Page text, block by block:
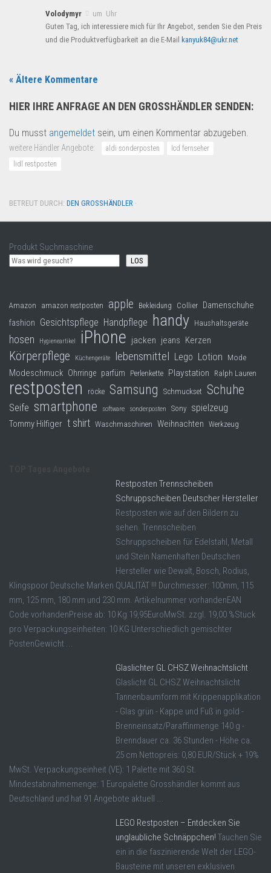
Volodymyr
um Uhr
Guten Tag, ich interessiere mich für Ihr Angebot, senden Sie den Preis
und die Produktverfügbarkeit an die E-Mail kanyuk84@ukr.net
« Ältere Kommentare
HIER IHRE ANFRAGE AN DEN GROSSHÄNDLER SENDEN:
Du musst angemeldet sein, um einen Kommentar abzugeben.
weitere Händler Angebote: aldi sonderposten
lcd fernseher
lidl restposten
BETREUT DURCH: DEN GROSSHÄNDLER ·
Produkt Suchmaschine
LOS
Amazon amazon restposten apple Bekleidung Collier Damenschuhe
fashion Gesichtspflege Handpflege handy Haushaltsgeräte
hosen Hygieneartikel iPhone jacken jeans Kerzen
Körperpflege Küchengeräte lebensmittel Lego Lotion Mode
Modeschmuck Ohrringe parfüm Perlenkette Playstation Ralph Lauren
restposten röcke Samsung Schmuckset Schuhe
Seife smartphone software sonderposten Sony spielzeug
Tommy Hilfiger t shirt Waschmaschinen Weihnachten Werkzeug
Restposten Trennscheiben
Schruppscheiben Deutscher Hersteller
Restposten wie auf den Bildern zu
sehen. Trennscheiben
Schruppscheiben für Edelstahl, Metall
und Stein Namenhaften Deutschen
Hersteller wie Dewalt, Bosch, Rodius,
Klingspoor Deutsche Marken QUALITÄT !!! Durchmesser: 100mm, 115
mm, 125 mm, 180 mm und 230 mm. Artikelnummer vorhandenEAN
Code vorhandenPreise ab: 10 Kg 19,95EuroMwSt. zzgl. 19,00 %Stück
pro Verpackungseinheiten: 10 KG Unterschiedlich gemischter
PostenGewicht ...
Glaslichter GL CHSZ Weihnachtslicht
Glaslicht GL CHSZ Weihnachtslicht
Tannenbaumform mit Krippenapplikation
- Glas grün - Kappe und Fuß in gold -
Brenneinsatz/Paraffinmenge 140 g -
Brenndauer ca. 36 Stunden - Höhe ca.
25 cm Nettopreis: 0,80 EUR/Stück + 19%
MwSt. Verpackungseinheit (VE): 1 Palette mit 360 St.
Mindestabnahmemenge: 1 Europalette Grosshändler kommt aus
Deutschland und hat 91 Angebote aktuell ...
LEGO Restposten – Entdecken Sie
unglaubliche Schnäppchen! Tauchen Sie
ein in die faszinierende Welt der LEGO-
Bausteine mit unseren exklusiven